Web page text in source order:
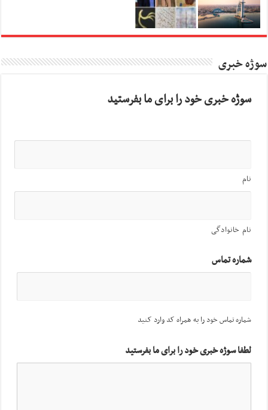
سوژه خبری
سوژه خبری خود را برای ما بفرستید
نام
نام خانوادگی
شماره تماس
شماره تماس خود را به همراه کد وارد کنید
لطفا سوژه خبری خود را برای ما بفرستید